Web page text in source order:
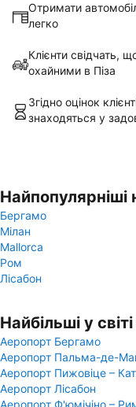
Отримати
легко
Клієнти свідчать,
охайними в Піза
Згідно оцінок
знаходяться у
Найпопулярніші
Бергамо
Мілан
Mallorca
Ром
Лісабон
Найбільші у
Аеропорт Бергамо
Аеропорт Пальма-де-
Аеропорт Пижовіце –
Аеропорт Лісабон
Аеропорт Ф'юмічіно –